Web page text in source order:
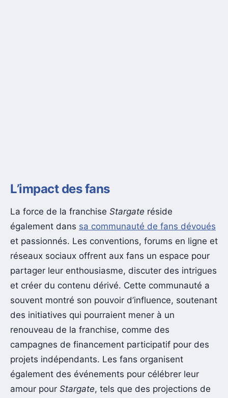
L’impact des fans
La force de la franchise Stargate réside
également dans sa communauté de fans dévoués
et passionnés. Les conventions, forums en ligne et
réseaux sociaux offrent aux fans un espace pour
partager leur enthousiasme, discuter des intrigues
et créer du contenu dérivé. Cette communauté a
souvent montré son pouvoir d’influence, soutenant
des initiatives qui pourraient mener à un
renouveau de la franchise, comme des
campagnes de financement participatif pour des
projets indépendants. Les fans organisent
également des événements pour célébrer leur
amour pour Stargate, tels que des projections de